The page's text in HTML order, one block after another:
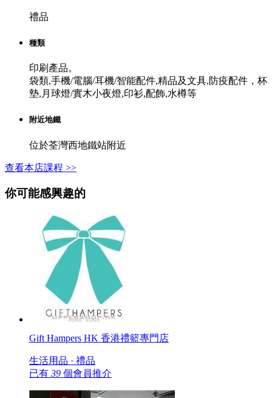
禮品
種類
印刷產品。
袋類,手機/電腦/耳機/智能配件,精品及文具,防疫配件，杯
墊,月球燈/實木小夜燈,印衫,配飾,水樽等
附近地鐵
位於荃灣西地鐵站附近
查看本店課程 >>
你可能感興趣的
Gift Hampers HK 香港禮籃專門店
生活用品 · 禮品
已有 39 個會員推介